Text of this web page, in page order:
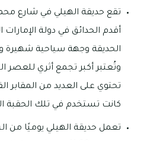
تقع حديقة الهيلي في شارع
أقدم الحدائق في دولة الإمارات
الحديقة وجهة سياحية شهيرة
وتُعتبر أكبر تجمع أثري للعصر
تحتوي على العديد من المقابر
كانت تستخدم في تلك الحقبة